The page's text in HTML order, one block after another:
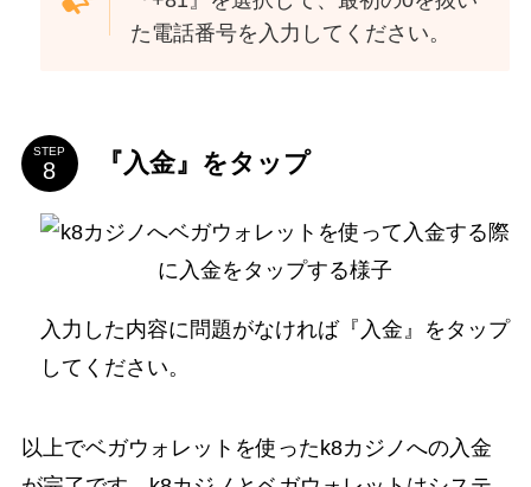
た電話番号を入力してください。
STEP 『入金』をタップ
入力した内容に問題がなければ『入金』をタップ
してください。
以上でベガウォレットを使ったk8カジノへの入金